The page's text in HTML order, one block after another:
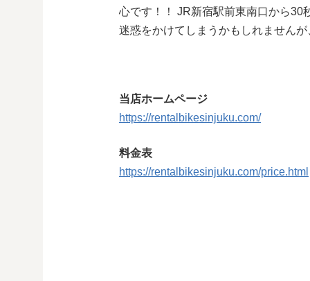
心です！！ JR新宿駅前東南口から30
迷惑をかけてしまうかもしれません
当店ホームページ
https://rentalbikesinjuku.com/
料金表
https://rentalbikesinjuku.com/price.html